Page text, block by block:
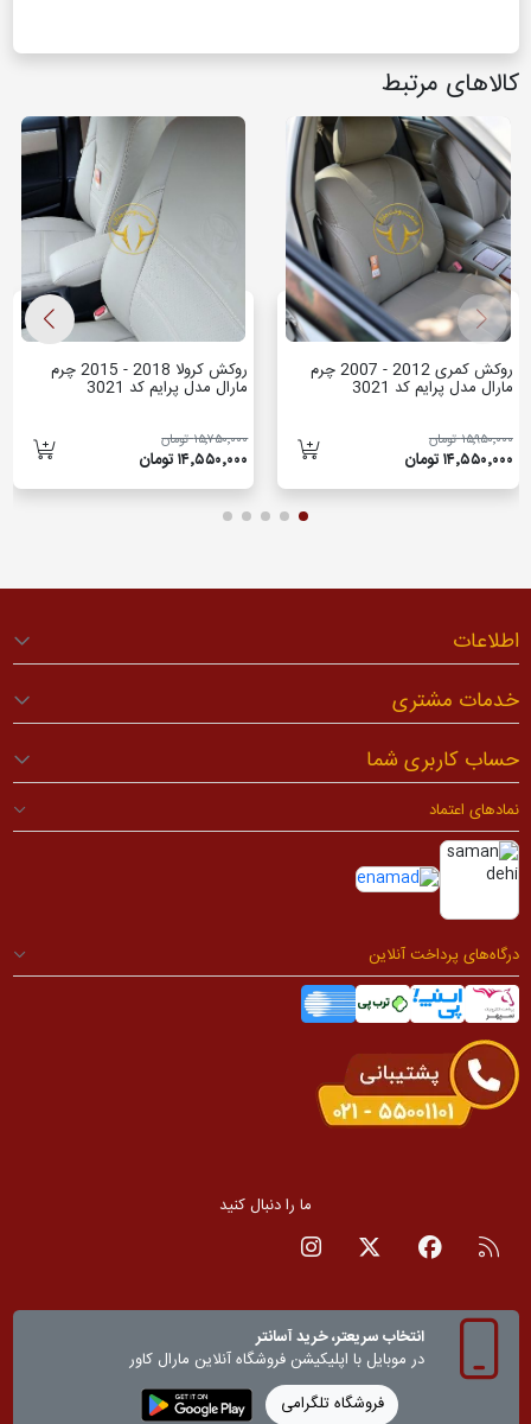
کالاهای مرتبط
روکش کمری 2012 - 2007 چرم
مارال مدل پرایم کد 3021
۱۵٬۹۵۰٬۰۰۰ تومان
۱۴٬۵۵۰٬۰۰۰ تومان
روکش کرولا 2018 - 2015 چرم
مارال مدل پرایم کد 3021
۱۵٬۷۵۰٬۰۰۰ تومان
۱۴٬۵۵۰٬۰۰۰ تومان
اطلاعات
خدمات مشتری
حساب کاربری شما
نمادهای اعتماد
درگاه‌های پرداخت آنلاین
ما را دنبال کنید
RSS صفحه فیسبوک
صفحه تویترصفحه اینستاگرام
انتخاب سریعتر، خرید آسانتر
در موبایل با اپلیکیشن‌ فروشگاه آنلاین مارال کاور
فروشگاه تلگرامی